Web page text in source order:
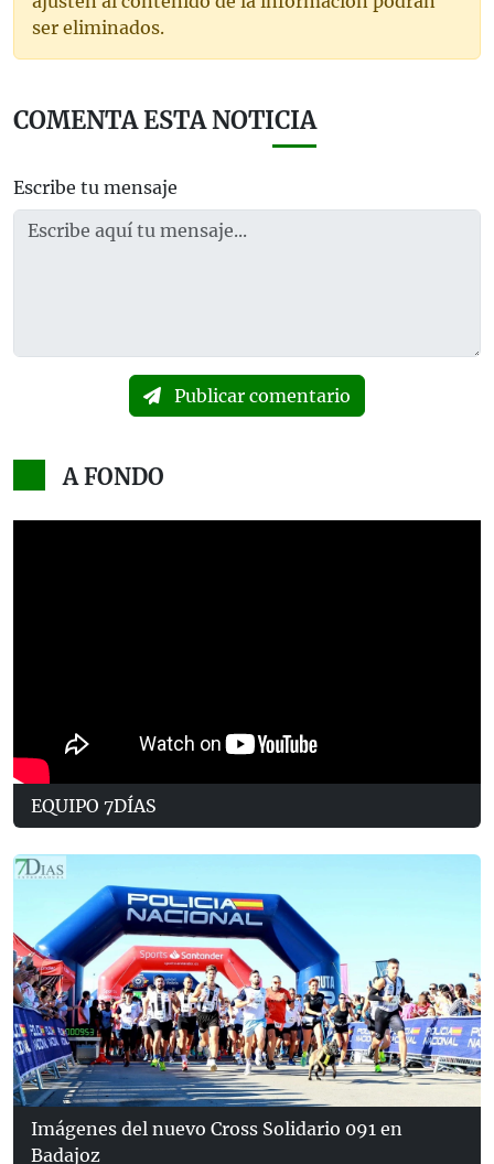
ser eliminados.
COMENTA ESTA NOTICIA
Escribe tu mensaje
Publicar comentario
A FONDO
EQUIPO 7DÍAS
Imágenes del nuevo Cross Solidario 091 en
Badajoz